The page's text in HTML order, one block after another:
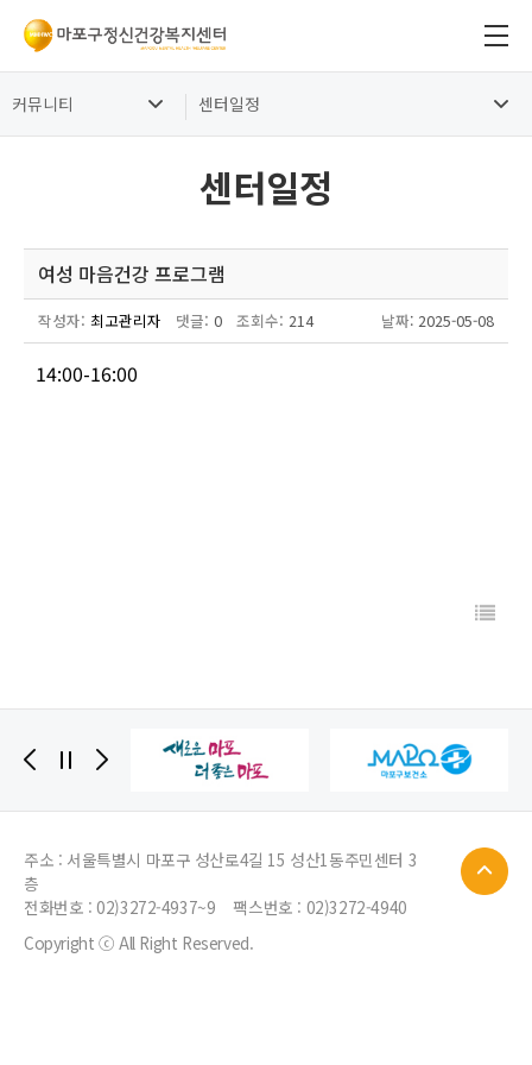
커뮤니티 센터일정
센터일정
여성 마음건강 프로그램
작성자: 최고관리자 댓글: 0 조회수: 214 날짜: 2025-05-08
14:00-16:00
주소 : 서울특별시 마포구 성산로4길 15 성산1동주민센터 3
층
전화번호 :02)3272-4937~9
팩스번호 : 02)3272-4940
Copyright ⓒ All Right Reserved.